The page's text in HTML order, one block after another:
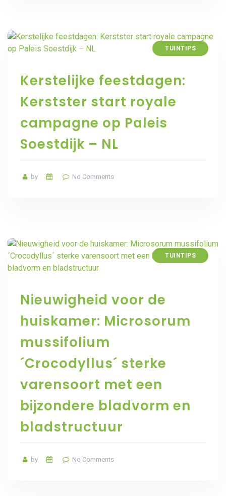
TUINTIPS
Kerstelijke feestdagen:
Kerstster start royale
campagne op Paleis
Soestdijk – NL
by No Comments
TUINTIPS
Nieuwigheid voor de
huiskamer: Microsorum
mussifolium
´Crocodyllus´ sterke
varensoort met een
bijzondere bladvorm en
bladstructuur
by No Comments